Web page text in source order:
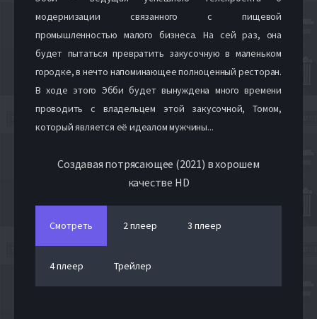
модернизации связанного с пищевой
промышленностью малого бизнеса. На сей раз, она
будет пытаться превратить закусочную в маленьком
городке, в нечто напоминающее полноценный ресторан.
В ходе этого Эбби будет вынуждена много времени
проводить с владельцем этой закусочной, Томом,
который является её идеалом мужчины...
Создавая потрясающее (2021) в хорошем
качестве HD
Смотреть 2 плеер 3 плеер
4 плеер Трейлер